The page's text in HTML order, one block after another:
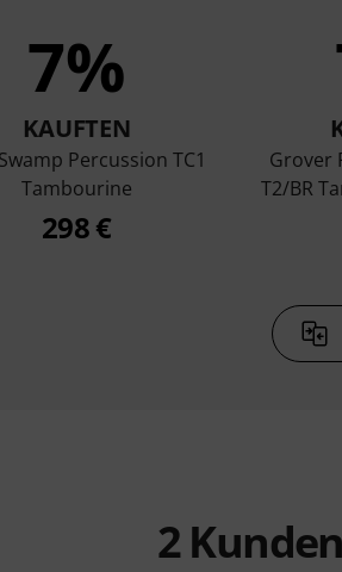
7%
KAUFTEN
Percussion TC1
Tambourine
298 €
Grover
T2/BR
2